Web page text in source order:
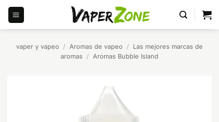
Saltar
contenido
vaper y vapeo / Aromas de vapeo /
Las mejores marcas de
aromas
/ Aromas Bubble Island